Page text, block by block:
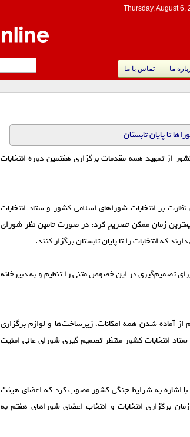
Thursday, August 6,
ما تماس با ما
تا پایان تابستان
از تمهید همه مقدمات برگزاری هفتمین دوره انتخابات
بر انتخابات شورا‌های اسلامی کشور و ستاد انتخابات
زمان ممکن تصریح کرد: در صورت تامین نظر شورای
که انتخابات را تا پایان تابستان برگزار کنند.
تصمیم‌گیری در این خصوص متنی را تنطیم و به دبیرخانه
آماده شدن همه امکانات، زیرساخت‌ها و لوازم برگزاری
انتخابات کشور منتظر تصمیم گیری شورای عالی امنیت
با اشاره به شرایط جنگی کشور مصوب کرد که اعضای هیئت
برگزاری انتخابات و انتخاب اعضای شورا‌های هفتم به